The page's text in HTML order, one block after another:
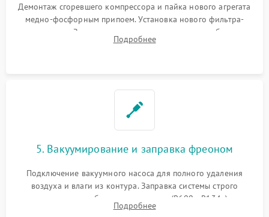
Демонтаж сгоревшего компрессора и пайка нового агрегата
медно-фосфорным припоем. Установка нового фильтра-
осушителя. Замена изношенных вентиляторов обдува,
сломанных заслонок или поврежденных дверных петель.
Подробнее
5. Вакуумирование и заправка фреоном
Подключение вакуумного насоса для полного удаления
воздуха и влаги из контура. Заправка системы строго
дозированным объемом хладагента (R600a, R134a) по
электронным весам. Контроль рабочего давления в системе.
Подробнее